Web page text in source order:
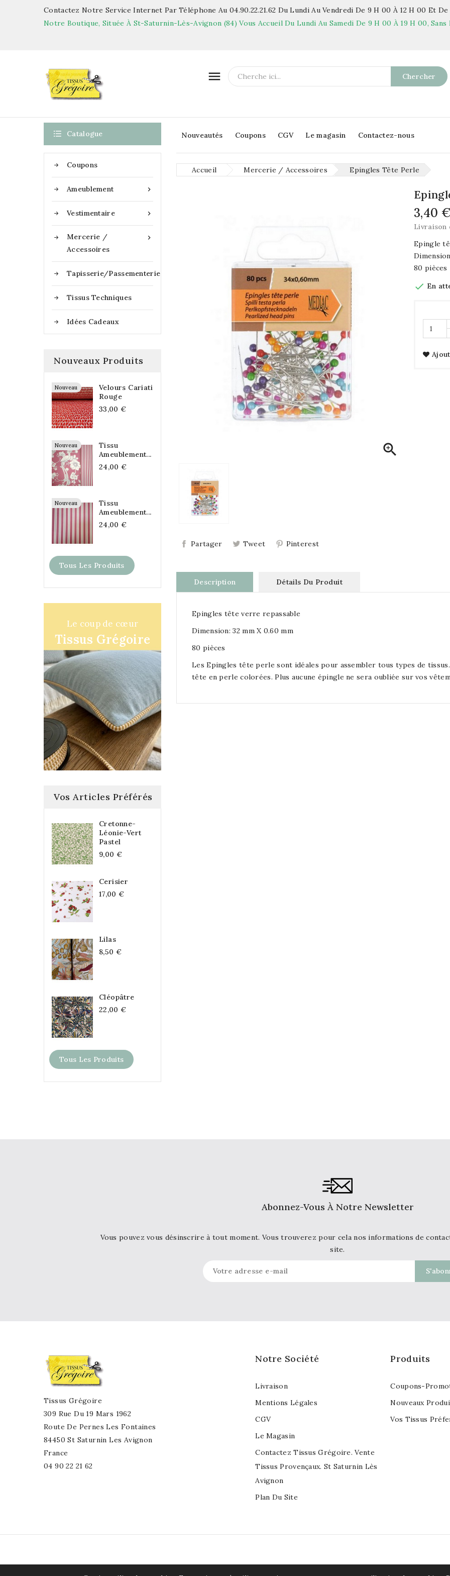
Contactez Notre Service Internet Par Téléphone Au 04.90.22.21.62 Du Lundi Au Vendredi De 9 H 00 À 12 H 00 Et De
Notre Boutique, Située À St-Saturnin-Lès-Avignon (84) Vous Accueil Du Lundi Au Samedi De 9 H 00 À 19 H 00,
 Chercher
Nouveautés Coupons CGV Le magasin Contactez-nous
 Catalogue
Coupons

Ameublement

Vestimentaire

Mercerie /
Accessoires
Tapisserie/Passementerie
Tissus Techniques
Idées Cadeaux
Nouveaux Produits
Nouveau
Velours Cariati
Rouge
33,00 €
Nouveau
Tissu
Ameublement...
24,00 €
Nouveau
Tissu
Ameublement...
24,00 €
Tous Les Produits
Le coup de cœur
Tissus Grégoire
Vos Articles Préférés
Cretonne-
Léonie-Vert
Pastel
9,00 €
Cerisier
17,00 €
Lilas
8,50 €
Cléopâtre
22,00 €
Tous Les Produits
Accueil Mercerie / Accessoires Epingles Tête Perle

Partager Tweet Pinterest
3,40 €
Livraison
Epingle
80 pièces
 En
Description Détails Du Produit
Epingles tête verre repassable
Dimension: 32 mm X 0.60 mm
80 pièces
Les Epingles tête perle sont idéales pour assembler tous types de
tête en perle colorées. Plus aucune épingle ne sera oubliée sur vos
Abonnez-Vous À Notre Newsletter
Vous pouvez vous désinscrire à tout moment. Vous trouverez pour cela nos informations de
site.
Produits
Coupons-
Nouveaux
Vos Tissus
Notre Société
Livraison
Mentions Légales
CGV
Le Magasin
Contactez Tissus Grégoire. Vente
Tissus Provençaux. St Saturnin Lès
Avignon
Plan Du Site
Tissus Grégoire
309 Rue Du 19 Mars 1962
Route De Pernes Les Fontaines
84450 St Saturnin Les Avignon
France
04 90 22 21 62